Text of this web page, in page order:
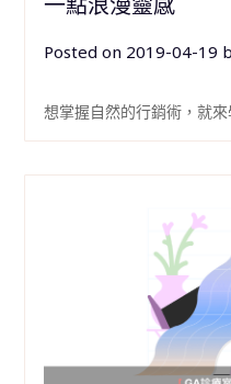
Posted on 2019-04-19
想掌握自然的行銷術，就